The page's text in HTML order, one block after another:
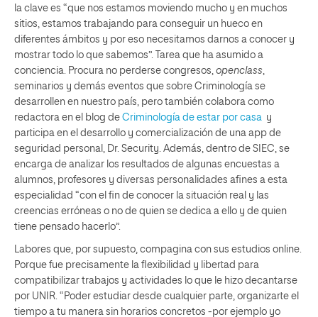
la clave es “que nos estamos moviendo mucho y en muchos
sitios, estamos trabajando para conseguir un hueco en
diferentes ámbitos y por eso necesitamos darnos a conocer y
mostrar todo lo que sabemos”. Tarea que ha asumido a
conciencia. Procura no perderse congresos, openclass
seminarios y demás eventos que sobre Criminología se
desarrollen en nuestro país, pero también colabora como
redactora en el blog de Criminología de estar por casa y
participa en el desarrollo y comercialización de una app de
seguridad personal, Dr. Security. Además, dentro de SIEC, se
encarga de analizar los resultados de algunas encuestas a
alumnos, profesores y diversas personalidades afines a esta
especialidad “con el fin de conocer la situación real y las
creencias erróneas o no de quien se dedica a ello y de quien
tiene pensado hacerlo”.
Labores que, por supuesto, compagina con sus estudios online.
Porque fue precisamente la flexibilidad y libertad para
compatibilizar trabajos y actividades lo que le hizo decantarse
por UNIR. “Poder estudiar desde cualquier parte, organizarte el
tiempo a tu manera sin horarios concretos -por ejemplo yo